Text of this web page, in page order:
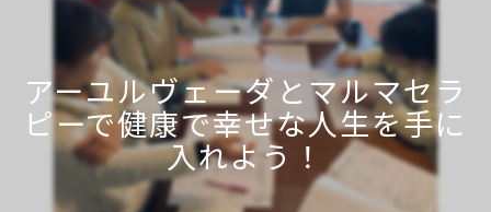
アーユルヴェーダとマルマセラ
ピーで健康で幸せな人生を手に
入れよう！